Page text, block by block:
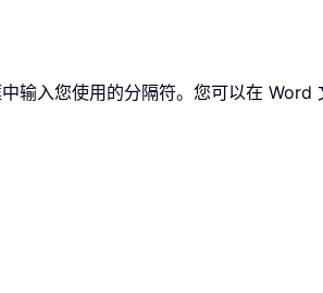
输入您使用的分隔符。您可以在 Word